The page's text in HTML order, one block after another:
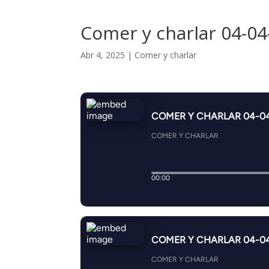
Comer y charlar 04-
Abr 4, 2025 | Comer y charlar